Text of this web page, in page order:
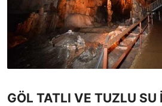
GÖL TATLI VE TUZLU SU